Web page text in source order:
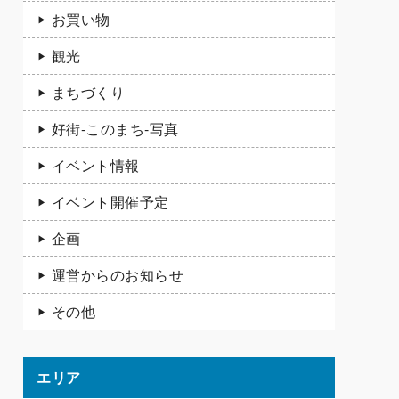
お買い物
観光
まちづくり
好街-このまち-写真
イベント情報
イベント開催予定
企画
運営からのお知らせ
その他
エリア